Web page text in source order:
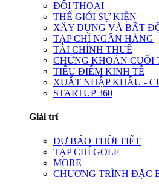
ĐỐI THOẠI
THẾ GIỚI SỰ KIỆN
XÂY DỰNG VÀ BẤT
TẠP CHÍ NGÂN HÀNG
TÀI CHÍNH THUẾ
CHỨNG KHOÁN CUỐI
TIÊU ĐIỂM KINH TẾ
XUẤT NHẬP KHẨU -
STARTUP 360
Giải trí
DỰ BÁO THỜI TIẾT
TẠP CHÍ GOLF
MORE
CHƯƠNG TRÌNH ĐẶC